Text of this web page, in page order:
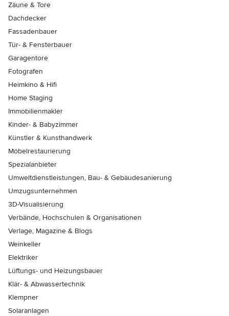
Zäune & Tore
Dachdecker
Fassadenbauer
Tür- & Fensterbauer
Garagentore
Fotografen
Heimkino & Hifi
Home Staging
Immobilienmakler
Kinder- & Babyzimmer
Künstler & Kunsthandwerk
Möbelrestaurierung
Spezialanbieter
Umweltdienstleistungen, Bau- & Gebäudesanierung
Umzugsunternehmen
3D-Visualisierung
Verbände, Hochschulen & Organisationen
Verlage, Magazine & Blogs
Weinkeller
Elektriker
Lüftungs- und Heizungsbauer
Klär- & Abwassertechnik
Klempner
Solaranlagen